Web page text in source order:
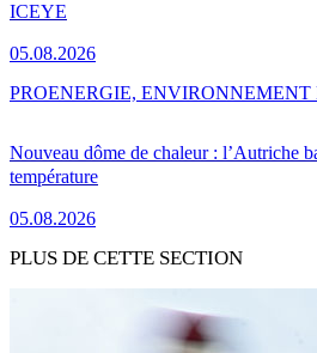
ICEYE
05.08.2026
Nouveau dôme de chaleur : l’Autriche
température
05.08.2026
PROENERGIE, ENVIRONNEMENT
PLUS DE CETTE SECTION